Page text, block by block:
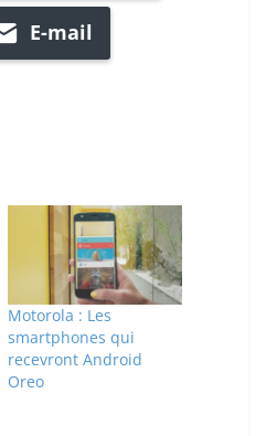
E-mail
Motorola : Les
smartphones qui
recevront Android
Oreo